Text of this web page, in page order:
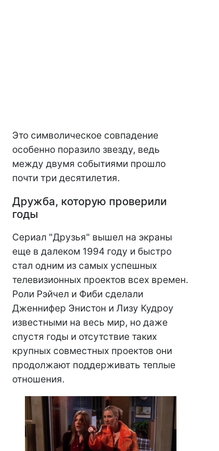
Это символическое совпадение
особенно поразило звезду, ведь
между двумя событиями прошло
почти три десятилетия.
Дружба, которую проверили
годы
Сериал "Друзья" вышел на экраны
еще в далеком 1994 году и быстро
стал одним из самых успешных
телевизионных проектов всех времен.
Роли Рэйчел и Фиби сделали
Дженнифер Энистон и Лизу Кудроу
известными на весь мир, но даже
спустя годы и отсутствие таких
крупных совместных проектов они
продолжают поддерживать теплые
отношения.